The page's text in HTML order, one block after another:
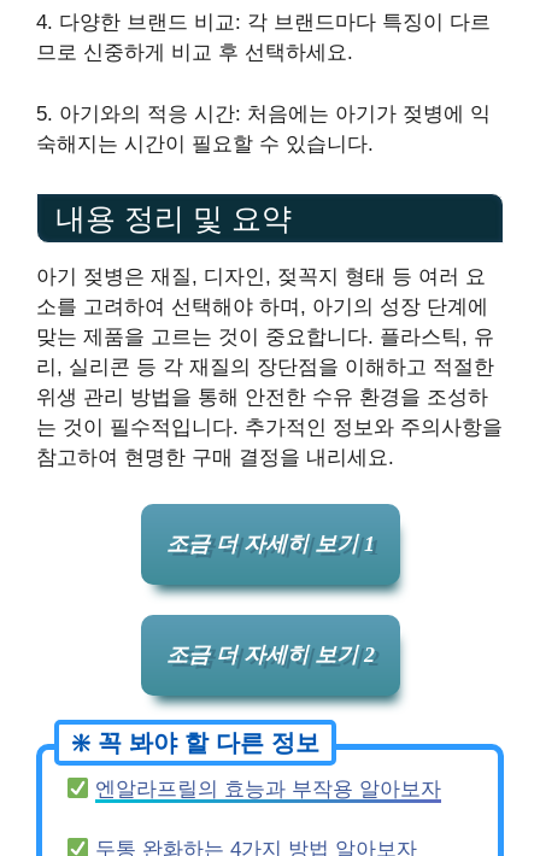
4. 다양한 브랜드 비교: 각 브랜드마다 특징이 다르
므로 신중하게 비교 후 선택하세요.
5. 아기와의 적응 시간: 처음에는 아기가 젖병에 익
숙해지는 시간이 필요할 수 있습니다.
내용 정리 및 요약
아기 젖병은 재질, 디자인, 젖꼭지 형태 등 여러 요
소를 고려하여 선택해야 하며, 아기의 성장 단계에
맞는 제품을 고르는 것이 중요합니다. 플라스틱, 유
리, 실리콘 등 각 재질의 장단점을 이해하고 적절한
위생 관리 방법을 통해 안전한 수유 환경을 조성하
는 것이 필수적입니다. 추가적인 정보와 주의사항을
참고하여 현명한 구매 결정을 내리세요.
조금 더 자세히 보기 1
조금 더 자세히 보기 2
엔알라프릴의 효능과 부작용 알아보자
두통 완화하는 4가지 방법 알아보자